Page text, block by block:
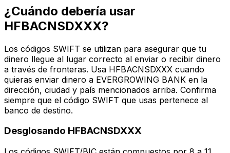
¿Cuándo debería usar
HFBACNSDXXX?
Los códigos SWIFT se utilizan para asegurar que tu
dinero llegue al lugar correcto al enviar o recibir dinero
a través de fronteras. Usa HFBACNSDXXX cuando
quieras enviar dinero a EVERGROWING BANK en la
dirección, ciudad y país mencionados arriba. Confirma
siempre que el código SWIFT que usas pertenece al
banco de destino.
Desglosando HFBACNSDXXX